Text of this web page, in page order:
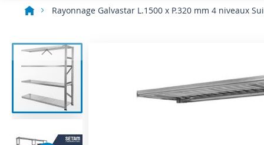
Rayonnage Galvastar L.1500 x P.320 mm 4 niveaux
Skip
to
end